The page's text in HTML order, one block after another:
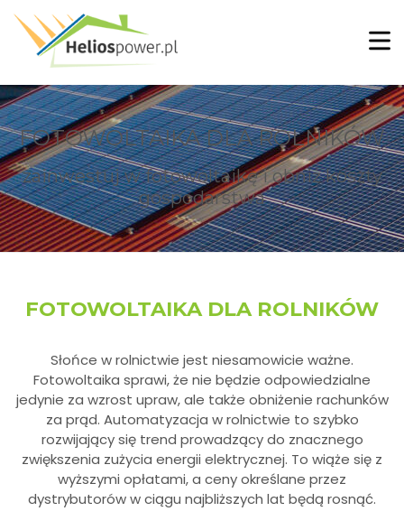
FOTOWOLTAIKA DLA ROLNIKÓW
zainwestuj w fotowoltaikę i obniż koszty
gospodarstwa
FOTOWOLTAIKA DLA ROLNIKÓW
Słońce w rolnictwie jest niesamowicie ważne.
Fotowoltaika sprawi, że nie będzie odpowiedzialne
jedynie za wzrost upraw, ale także obniżenie rachunków
za prąd. Automatyzacja w rolnictwie to szybko
rozwijający się trend prowadzący do znacznego
zwiększenia zużycia energii elektrycznej. To wiąże się z
wyższymi opłatami, a ceny określane przez
dystrybutorów w ciągu najbliższych lat będą rosnąć.